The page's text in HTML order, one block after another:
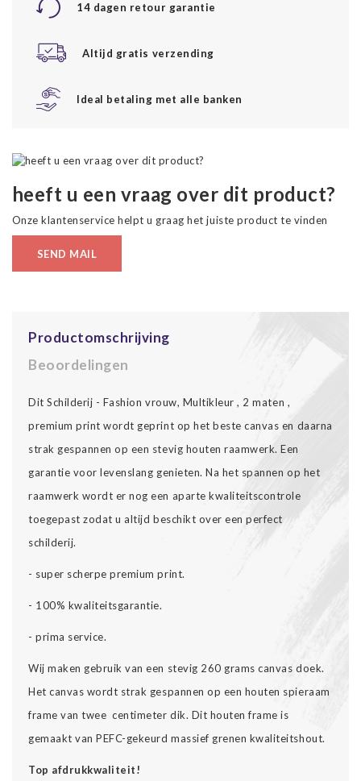
14 dagen retour garantie
Altijd gratis verzending
Ideal betaling met alle banken
heeft u een vraag over dit product?
Onze klantenservice helpt u graag het juiste product te vinden
SEND MAIL
Productomschrijving
Beoordelingen
Dit Schilderij - Fashion vrouw, Multikleur , 2 maten ,
premium print wordt geprint op het beste canvas en daarna
strak gespannen op een stevig houten raamwerk. Een
garantie voor levenslang genieten. Na het spannen op het
raamwerk wordt er nog een aparte kwaliteitscontrole
toegepast zodat u altijd beschikt over een perfect
schilderij.
- super scherpe premium print.
- 100% kwaliteitsgarantie.
- prima service.
Wij maken gebruik van een stevig 260 grams canvas doek.
Het canvas wordt strak gespannen op een houten spieraam
frame van twee centimeter dik. Dit houten frame is
gemaakt van PEFC-gekeurd massief grenen kwaliteitshout.
Top afdrukkwaliteit!